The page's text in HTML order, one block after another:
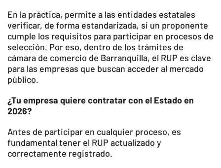
En la práctica, permite a las entidades estatales
verificar, de forma estandarizada, si un proponente
cumple los requisitos para participar en procesos de
selección. Por eso, dentro de los trámites de
cámara de comercio de Barranquilla, el RUP es clave
para las empresas que buscan acceder al mercado
público.
¿Tu empresa quiere contratar con el Estado en
2026?
Antes de participar en cualquier proceso, es
fundamental tener el RUP actualizado y
correctamente registrado.